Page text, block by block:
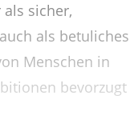
sicher,
als betuliches
Menschen in
bevorzugt